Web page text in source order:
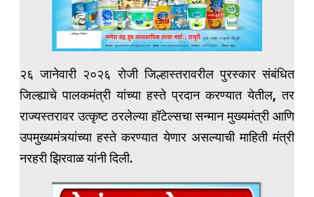
२६ जानेवारी २०२६ रोजी जिल्हास्तरावरील पुरस्कार संबंधित
जिल्ह्याचे पालकमंत्री यांच्या हस्ते प्रदान करण्यात येतील, तर
राज्यस्तरावर उत्कृष्ट ठरलेल्या हॉटेल्सचा सन्मान मुख्यमंत्री आणि
उपमुख्यमंत्र्यांच्या हस्ते करण्यात येणार असल्याची माहिती मंत्री
नरहरी झिरवाळ यांनी दिली.